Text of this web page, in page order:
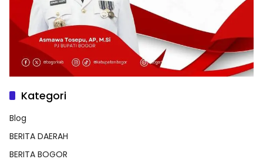
Kategori
Blog
BERITA DAERAH
BERITA BOGOR